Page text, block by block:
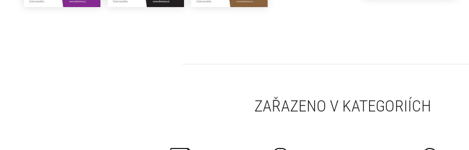
ZAŘAZENO V KATEGORIÍCH